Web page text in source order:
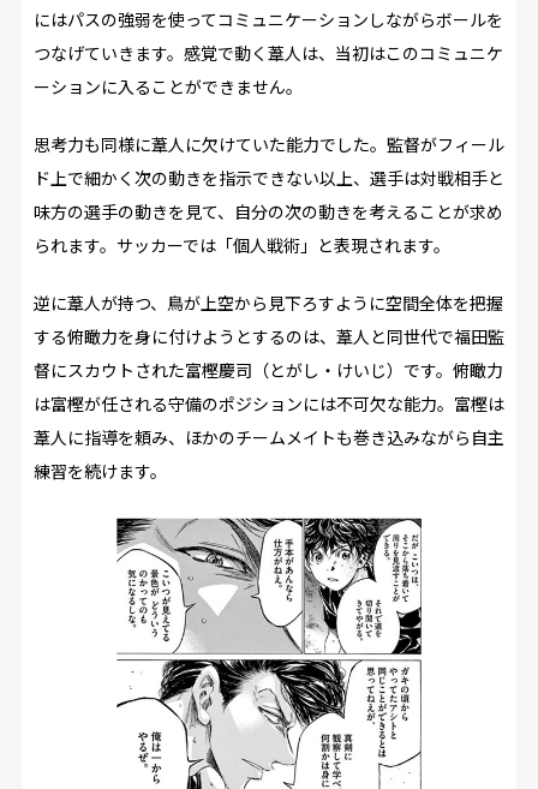
にはパスの強弱を使ってコミュニケーションしながらボールを
つなげていきます。感覚で動く葦人は、当初はこのコミュニケ
ーションに入ることができません。
思考力も同様に葦人に欠けていた能力でした。監督がフィール
ド上で細かく次の動きを指示できない以上、選手は対戦相手と
味方の選手の動きを見て、自分の次の動きを考えることが求め
られます。サッカーでは「個人戦術」と表現されます。
逆に葦人が持つ、鳥が上空から見下ろすように空間全体を把握
する俯瞰力を身に付けようとするのは、葦人と同世代で福田監
督にスカウトされた富樫慶司（とがし・けいじ）です。俯瞰力
は富樫が任される守備のポジションには不可欠な能力。富樫は
葦人に指導を頼み、ほかのチームメイトも巻き込みながら自主
練習を続けます。